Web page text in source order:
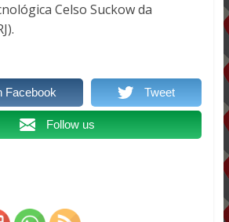
Celso Suckow da
Facebook Tweet
Follow us